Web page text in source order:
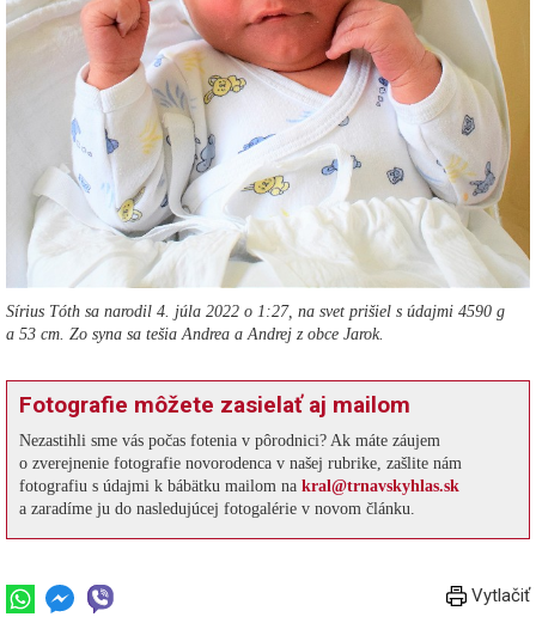
Sírius Tóth sa narodil 4. júla 2022 o 1:27, na svet prišiel s údajmi 4590 g
a 53 cm. Zo syna sa tešia Andrea a Andrej z obce Jarok.
Fotografie môžete zasielať aj mailom
Nezastihli sme vás počas fotenia v pôrodnici? Ak máte záujem
o zverejnenie fotografie novorodenca v našej rubrike, zašlite nám
fotografiu s údajmi k bábätku mailom na kral@trnavskyhlas.sk
a zaradíme ju do nasledujúcej fotogalérie v novom článku.
Vytlačiť